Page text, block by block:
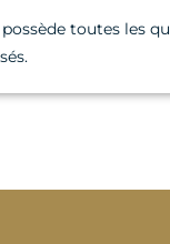
toutes les